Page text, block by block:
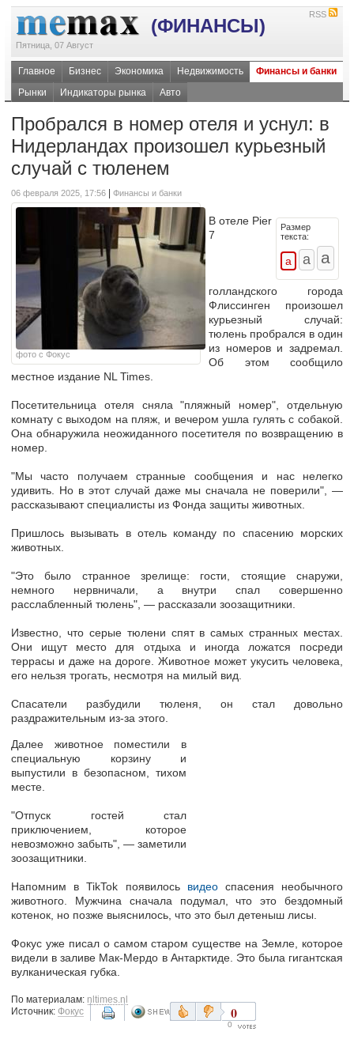
(ФИНАНСЫ)
Пятница, 07 Август
RSS
Главное Бизнес Экономика Недвижимость
Финансы и банки
Рынки
Индикаторы рынка Авто
Пробрался в номер отеля и уснул: в
Нидерландах произошел курьезный
случай с тюленем
06 февраля 2025, 17:56 Финансы и банки
фото с Фокус
Размер
текста:
В отеле Pier
7
голландского города
Флиссинген произошел
курьезный случай:
тюлень пробрался в один
из номеров и задремал.
Об этом сообщило
местное издание NL Times.
Посетительница отеля сняла "пляжный номер", отдельную
комнату с выходом на пляж, и вечером ушла гулять с собакой.
Она обнаружила неожиданного посетителя по возвращению в
номер.
"Мы часто получаем странные сообщения и нас нелегко
удивить. Но в этот случай даже мы сначала не поверили", —
рассказывают специалисты из Фонда защиты животных.
Пришлось вызывать в отель команду по спасению морских
животных.
"Это было странное зрелище: гости, стоящие снаружи,
немного нервничали, а внутри спал совершенно
расслабленный тюлень", — рассказали зоозащитники.
Известно, что cерые тюлени спят в самых странных местах.
Они ищут место для отдыха и иногда ложатся посреди
террасы и даже на дороге. Животное может укусить человека,
его нельзя трогать, несмотря на милый вид.
Спасатели разбудили тюленя, он стал довольно
раздражительным из-за этого.
Далее животное поместили в
специальную корзину и
выпустили в безопасном, тихом
месте.
"Отпуск гостей стал
приключением, которое
невозможно забыть", — заметили
зоозащитники.
Напомним в TikTok появилось видеоспасения необычного
животного. Мужчина сначала подумал, что это бездомный
котенок, но позже выяснилось, что это был детеныш лисы.
Фокус уже писал о самом старом существе на Земле, которое
видели в заливе Мак-Мердо в Антарктиде. Это была гигантская
вулканическая губка.
По материалам: nltimes.nl
Источник: Фокус 0
0